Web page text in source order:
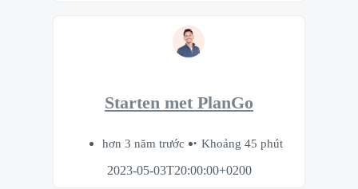
Starten met PlanGo
hơn 3 năm trước
Khoảng 45 phút
2023-05-03T20:00:00+0200